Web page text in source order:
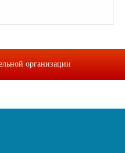
организации